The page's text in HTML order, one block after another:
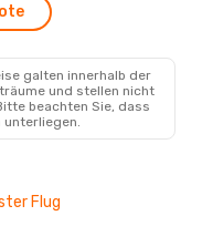
galten innerhalb der
und stellen nicht
beachten Sie, dass
unterliegen.
Flug